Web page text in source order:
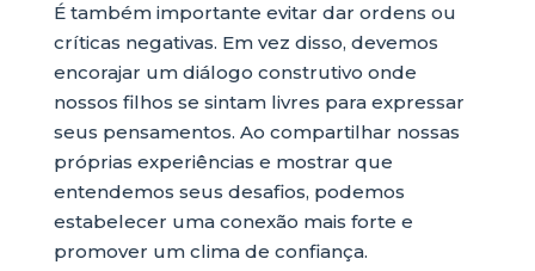
É também importante evitar dar ordens ou
críticas negativas. Em vez disso, devemos
encorajar um diálogo construtivo onde
nossos filhos se sintam livres para expressar
seus pensamentos. Ao compartilhar nossas
próprias experiências e mostrar que
entendemos seus desafios, podemos
estabelecer uma conexão mais forte e
promover um clima de confiança.